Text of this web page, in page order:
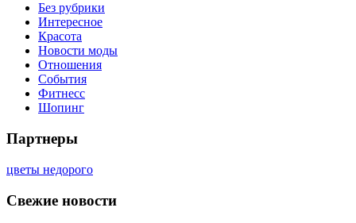
Без рубрики
Интересное
Красота
Новости моды
Отношения
События
Фитнесс
Шопинг
Партнеры
цветы недорого
Свежие новости